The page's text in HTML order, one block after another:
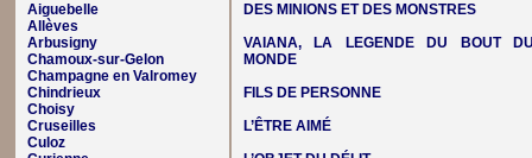
Aiguebelle
Allèves
Arbusigny
Chamoux-sur-Gelon
Champagne en Valromey
Chindrieux
Choisy
Cruseilles
Culoz
DES MINIONS ET DES MONSTRES
VAIANA, LA LEGENDE DU BOUT
MONDE
FILS DE PERSONNE
L’ÊTRE AIMÉ